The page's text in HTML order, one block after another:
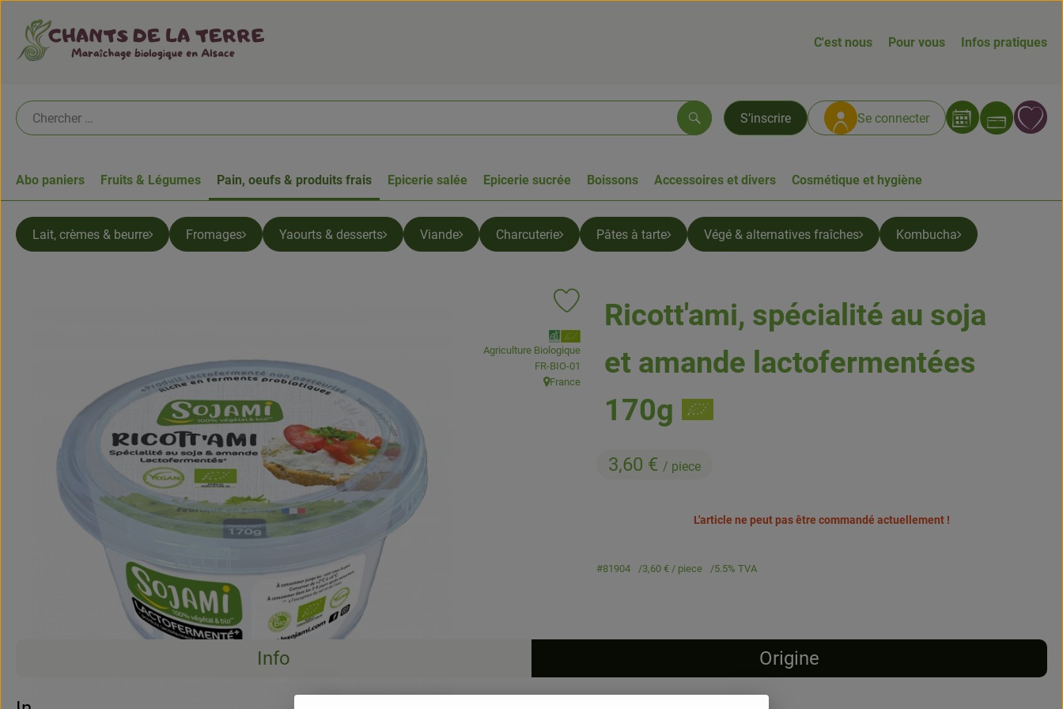
C'est nous Pour vous Infos pratiques
S’inscrire Se connecter
Rechercher
Abo paniers Fruits & Légumes Pain, oeufs & produits frais Epicerie salée Epicerie sucrée Boissons Accessoires et divers Cosmétique et hygiène
Lait, crèmes & beurre Fromages Yaourts & desserts Viande Charcuterie Pâtes à tarte Végé & alternatives fraîches Kombucha
Ricott'ami, spécialité au soja
et amande lactofermentées
170g
3,60 € / piece
Ajouter le produit aux favoris
, Association:
Agriculture Biologique
, Autorité de contrôle:
FR-BIO-01
, Origine:
France
L'article ne peut pas être commandé actuellement !
#81904 3,60 € / piece 5.5% TVA
Info Origine